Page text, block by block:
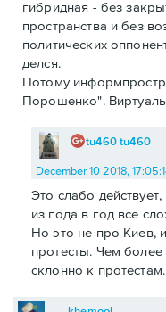
гибридная - без
пространства и без
политических
делся.
Потому
Порошенко".
tu460 tu460
December 10 2018,
Это слабо
из года в год все
Но это не про Киев,
протесты. Чем
склонно к протестам.